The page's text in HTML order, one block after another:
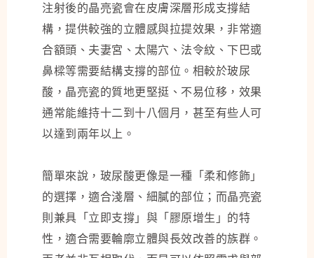
注射後的晶亮瓷會在皮膚深層形成支撐結
構，提供較強的立體感與拉提效果，非常適
合額頭、夫妻宮、太陽穴、法令紋、下巴或
鼻樑等需要結構支撐的部位。相較於玻尿
酸，晶亮瓷的質地更堅挺、不易位移，效果
通常能維持十二到十八個月，甚至有些人可
以達到兩年以上。
簡單來說，玻尿酸更像是一種「柔和修飾」
的選擇，適合淺層、細膩的部位；而晶亮瓷
則兼具「立即支撐」與「膠原增生」的特
性，適合需要輪廓立體與長效改善的族群。